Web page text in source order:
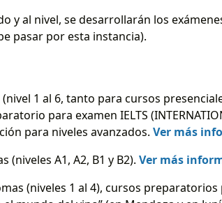
y al nivel, se desarrollarán los
pasar por esta instancia).
1 al 6, tanto para cursos
para examen IELTS
para niveles avanzados. Ver más
(niveles A1, A2, B1 y B2). Ver más
(niveles 1 al 4), cursos preparatorios